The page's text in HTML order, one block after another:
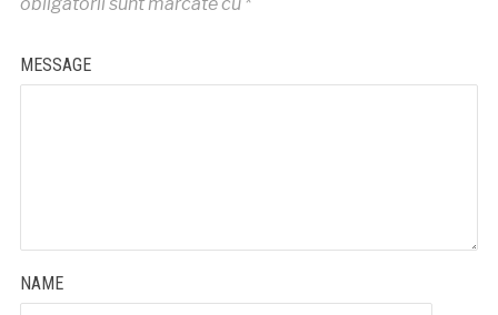
obligatorii sunt marcate cu *
MESSAGE
NAME